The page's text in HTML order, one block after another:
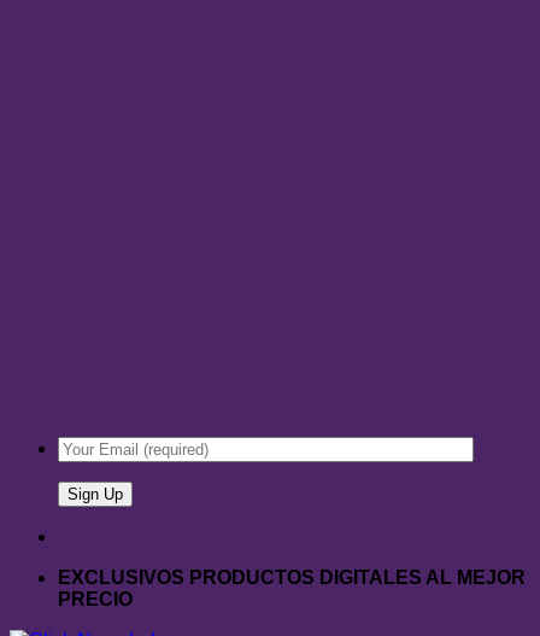
EXCLUSIVOS PRODUCTOS DIGITALES AL MEJOR
PRECIO